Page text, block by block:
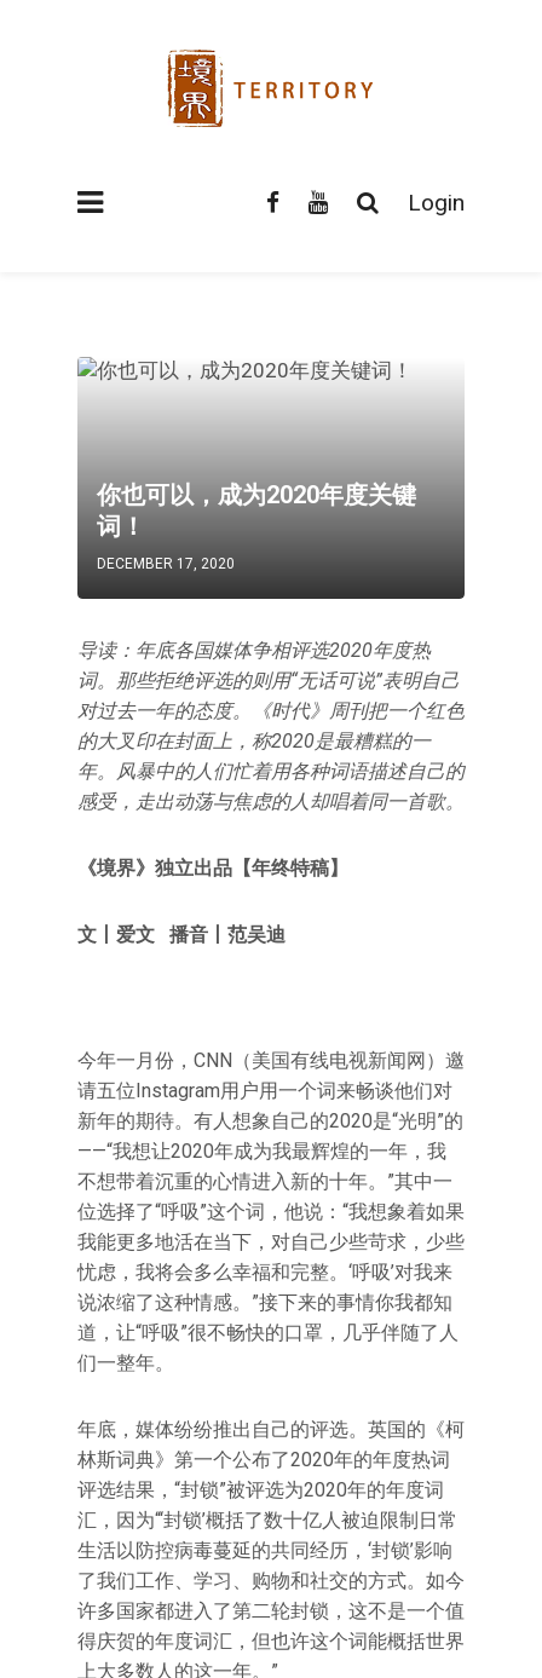
Login
你也可以，成为2020年度关键
词！
DECEMBER 17, 2020
导读：年底各国媒体争相评选2020年度热
词。那些拒绝评选的则用“无话可说”表明自己
对过去一年的态度。《时代》周刊把一个红色
的大叉印在封面上，称2020是最糟糕的一
年。风暴中的人们忙着用各种词语描述自己的
感受，走出动荡与焦虑的人却唱着同一首歌。
《境界》独立出品 【年终特稿】
文 爱文 播音 丨范吴迪
今年一月份，CNN（美国有线电视新闻网）邀
请五位Instagram用户用一个词来畅谈他们对
新年的期待。有人想象自己的2020是“光明”的
——“我想让2020年成为我最辉煌的一年，我
不想带着沉重的心情进入新的十年。”其中一
位选择了“呼吸”这个词，他说：“我想象着如果
我能更多地活在当下，对自己少些苛求，少些
忧虑，我将会多么幸福和完整。‘呼吸’对我来
说浓缩了这种情感。”接下来的事情你我都知
道，让“呼吸”很不畅快的口罩，几乎伴随了人
们一整年。
年底，媒体纷纷推出自己的评选。英国的《柯
林斯词典》第一个公布了2020年的年度热词
评选结果，“封锁”被评选为2020年的年度词
汇，因为“‘封锁’概括了数十亿人被迫限制日常
生活以防控病毒蔓延的共同经历，‘封锁’影响
了我们工作、学习、购物和社交的方式。如今
许多国家都进入了第二轮封锁，这不是一个值
得庆贺的年度词汇，但也许这个词能概括世界
上大多数人的这一年。”